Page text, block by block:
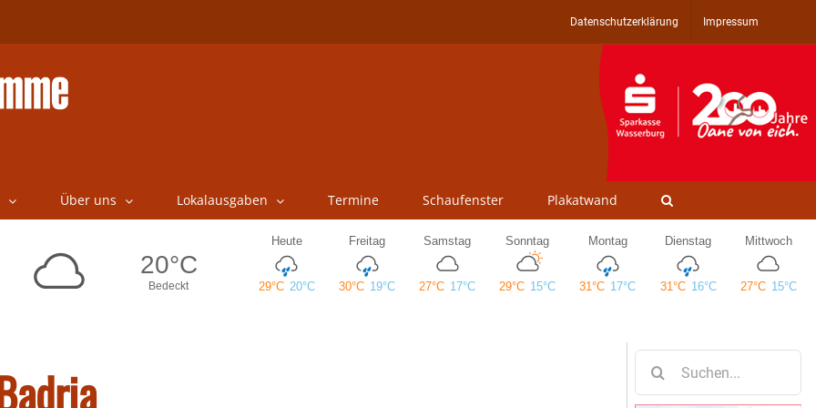
Datenschutzerklärung Impressum
Über uns Lokalausgaben Termine Schaufenster Plakatwand
nach: